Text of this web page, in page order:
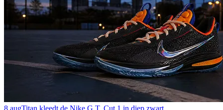
8 augTitan kleedt de Nike G.T. Cut 1 in diep zwart